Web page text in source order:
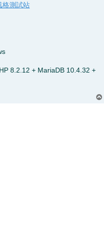
格測試站
8.2.12 + MariaDB 10.4.32 +